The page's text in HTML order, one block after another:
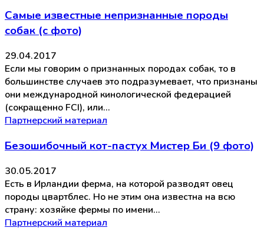
Самые известные непризнанные породы
собак (с фото)
29.04.2017
Если мы говорим о признанных породах собак, то в
большинстве случаев это подразумевает, что признаны
они международной кинологической федерацией
(сокращенно FCI), или…
Партнерский материал
Безошибочный кот-пастух Мистер Би (9 фото)
30.05.2017
Есть в Ирландии ферма, на которой разводят овец
породы цвартблес. Но не этим она известна на всю
страну: хозяйке фермы по имени…
Партнерский материал